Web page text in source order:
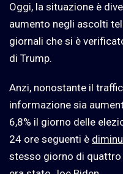
Oggi, la situazione è
aumento negli ascolti
giornali che si è
di Trump.
Anzi, nonostante il
informazione sia
6,8% il giorno delle
24 ore seguenti è
stesso giorno di quattro